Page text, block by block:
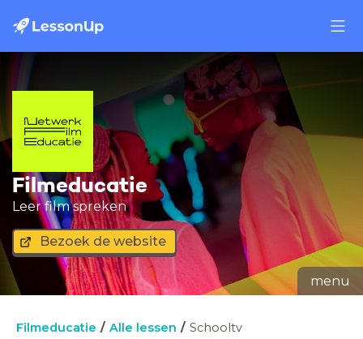
Filmeducatie
Leer film spreken
Bezoek de website
menu
Filmeducatie Alle lessen Schooltv